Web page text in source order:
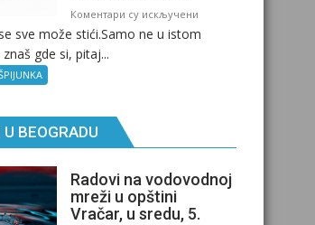
Коментари су искљученина
Beogradska
si,
pitaj
sve može stići.Samo ne u istom
gde si, pitaj...
BEOGRADU
Radovi na vodovodnoj
mreži u opštini
Vračar, u sredu, 5.